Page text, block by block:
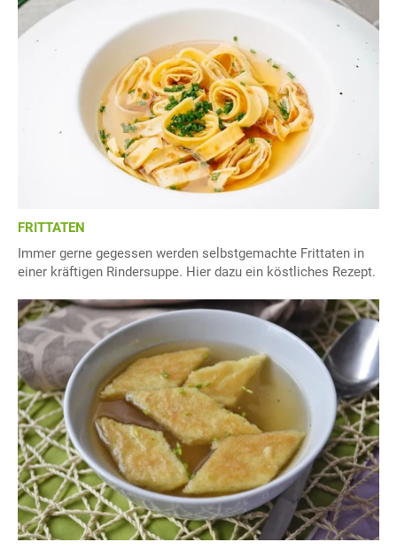
FRITTATEN
Immer gerne gegessen werden selbstgemachte Frittaten in
einer kräftigen Rindersuppe. Hier dazu ein köstliches Rezept.